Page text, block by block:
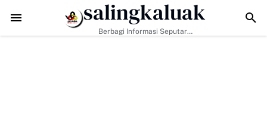
Tantangan Era Digital, Arisal Aziz Ajak Masyarakat Perkuat Nilai
salingkaluak
Berbagi Informasi Seputar